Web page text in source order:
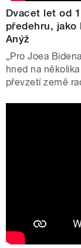
Dvacet let od
předehru, jako
Anýž
„Pro Joea
hned na
převzetí země